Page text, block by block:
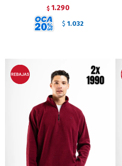
$ 1.290
$ 1.032